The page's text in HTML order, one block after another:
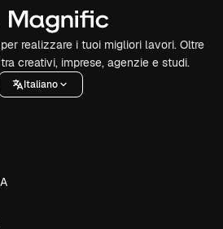
realizzare i tuoi migliori lavori. Oltre
creativi, imprese, agenzie e studi.
Italiano